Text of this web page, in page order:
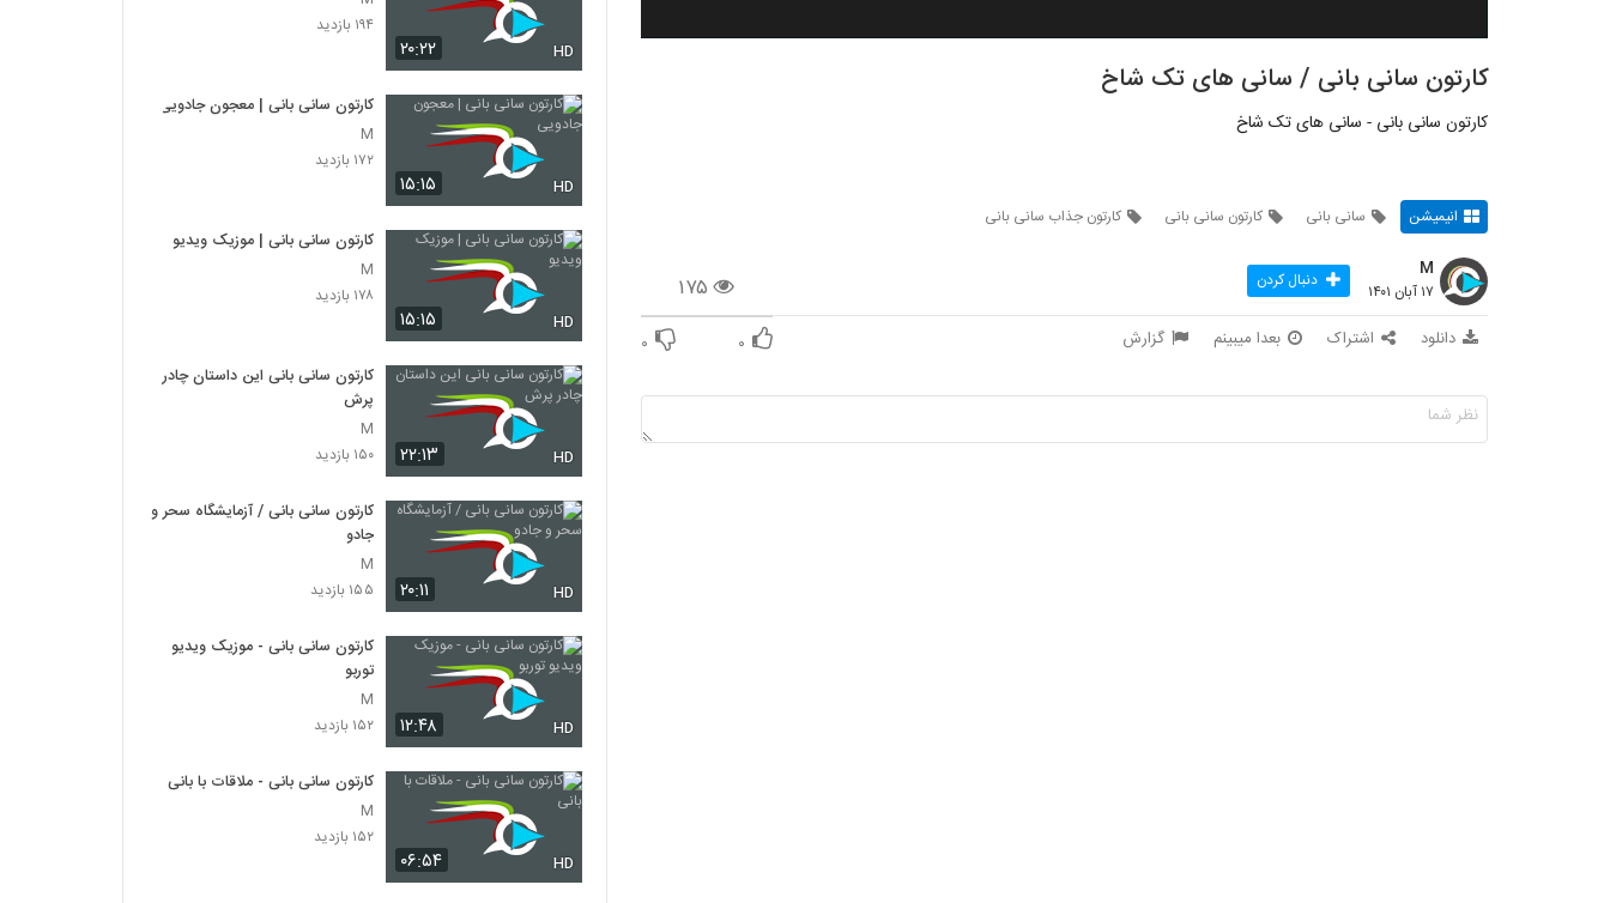
کارتون سانی بانی / سانی های تک شاخ
کارتون سانی بانی - سانی های تک شاخ
انیمیشن سانی بانی کارتون سانی بانی کارتون جذاب سانی بانی
۱۷۵
M
۱۷ آبان ۱۴۰۱ دنبال کردن
دانلود اشتراک بعدا میبینم گزارش ۰ ۰
۲۰:۲۲ HD
۱۹۴ بازدید
۱۵:۱۵ HD
کارتون سانی بانی | معجون جادویی
M
۱۷۲ بازدید
۱۵:۱۵ HD
کارتون سانی بانی | موزیک ویدیو
M
۱۷۸ بازدید
۲۲:۱۳ HD
کارتون سانی بانی این داستان چادر
پرش
M
۱۵۰ بازدید
۲۰:۱۱ HD
کارتون سانی بانی / آزمایشگاه سحر و
جادو
M
۱۵۵ بازدید
۱۲:۴۸ HD
کارتون سانی بانی - موزیک ویدیو
توربو
M
۱۵۲ بازدید
۰۶:۵۴ HD
کارتون سانی بانی - ملاقات با بانی
M
۱۵۲ بازدید